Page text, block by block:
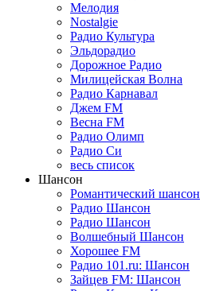
Мелодия
Nostalgie
Радио Культура
Эльдорадио
Дорожное Радио
Милицейская Волна
Радио Карнавал
Джем FM
Весна FM
Радио Олимп
Радио Си
весь список
Шансон
Романтический шансон
Радио Шансон
Радио Шансон
Волшебный Шансон
Хорошее FM
Радио 101.ru: Шансон
Зайцев FM: Шансон